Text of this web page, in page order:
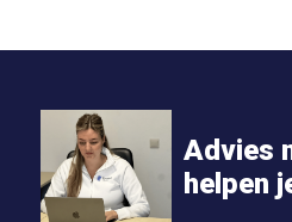
Advies
helpen